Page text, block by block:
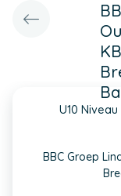
U10
BBC Groep